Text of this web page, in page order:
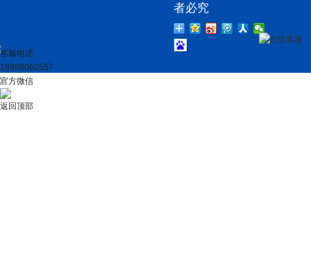
者必究
在线客服
客服电话
18998060557
官方微信
返回顶部